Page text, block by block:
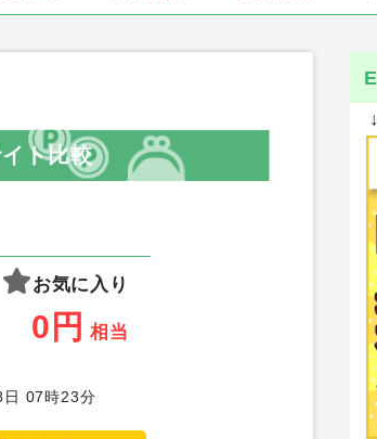
ト比較
お気に入り
0 円 相当
07時23分
↓